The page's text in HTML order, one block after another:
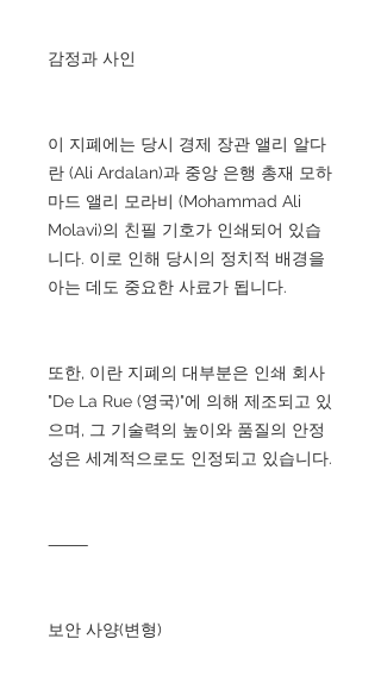
감정과 사인
이 지폐에는 당시 경제 장관 앨리 알다
란 (Ali Ardalan)과 중앙 은행 총재 모하
마드 앨리 모라비 (Mohammad Ali
Molavi)의 친필 기호가 인쇄되어 있습
니다. 이로 인해 당시의 정치적 배경을
아는 데도 중요한 사료가 됩니다.
또한, 이란 지폐의 대부분은 인쇄 회사
"De La Rue (영국)"에 의해 제조되고 있
으며, 그 기술력의 높이와 품질의 안정
성은 세계적으로도 인정되고 있습니다.
⸻
보안 사양(변형)